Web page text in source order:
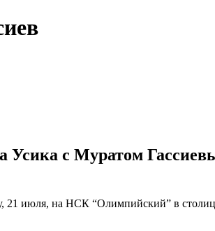
Усика с Муратом
21 июля, на НСК “Олимпийский” в